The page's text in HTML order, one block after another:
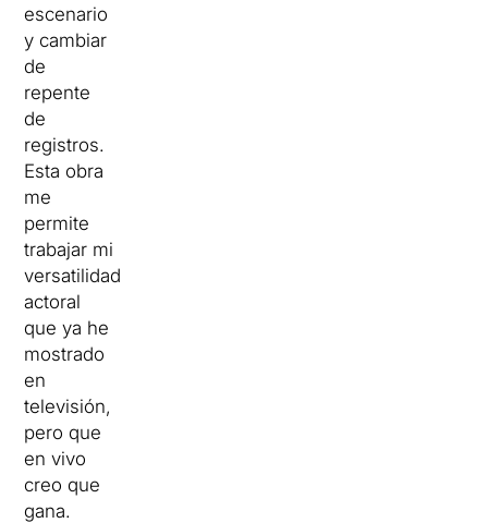
escenario
y cambiar
de
repente
de
registros.
Esta obra
me
permite
trabajar mi
versatilidad
actoral
que ya he
mostrado
en
televisión,
pero que
en vivo
creo que
gana.